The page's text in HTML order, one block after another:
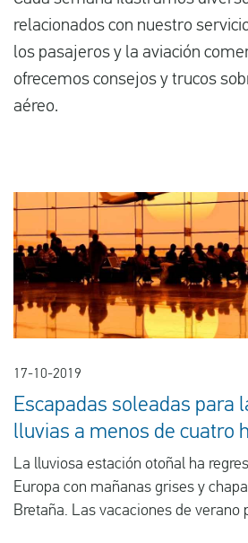
Comprobar la compensación
Español
relacionados con nuestro
los pasajeros y la aviación
ofrecemos consejos y trucos
aéreo.
17-10-2019
Escapadas soleadas para
lluvias a menos de cuatro
La lluviosa estación otoñal ha
Europa con mañanas grises y
Bretaña. Las vacaciones de verano